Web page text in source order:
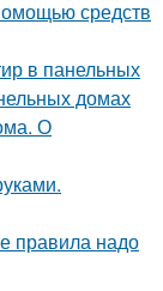
средств
в панельных
домах
О
правила надо